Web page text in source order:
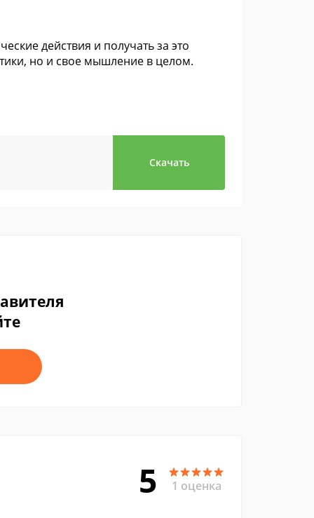
действия и получать за это
но и свое мышление в целом.
Скачать
5 1 оценка